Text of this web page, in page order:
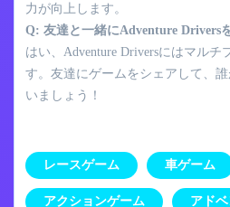
力が向上します。
Q: 友達と一緒にAdventure Drivers
はい、Adventure Driversにはマルチ
す。友達にゲームをシェアして、
いましょう！
レースゲーム 車ゲーム
アクションゲーム アド